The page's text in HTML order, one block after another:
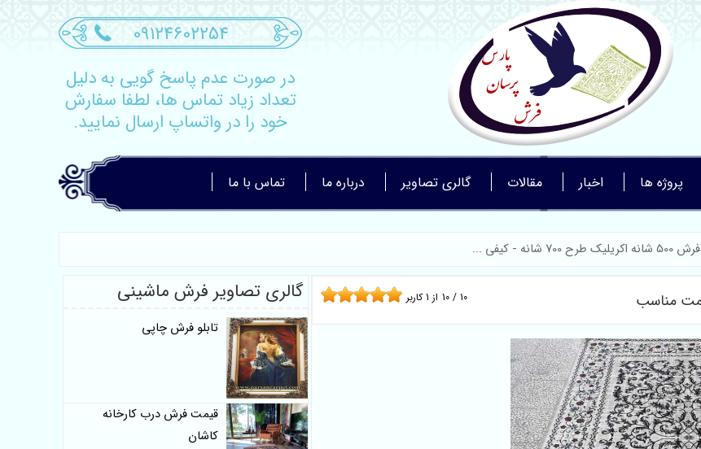
09124602254
در صورت عدم پاسخ گویی به دلیل
تعداد زیاد تماس ها، لطفا سفارش
خود را در واتساپ ارسال نمایید.
پروژه ها اخبار مقالات گالری تصاویر درباره ما تماس با ما
فرش 500 شانه اکریلیک طرح 700 شانه - کیفی ...
10 / 10 از 1کاربر گالری تصاویر فرش ماشینی
تابلو فرش چاپی
قیمت فرش درب کارخانه
کاشان